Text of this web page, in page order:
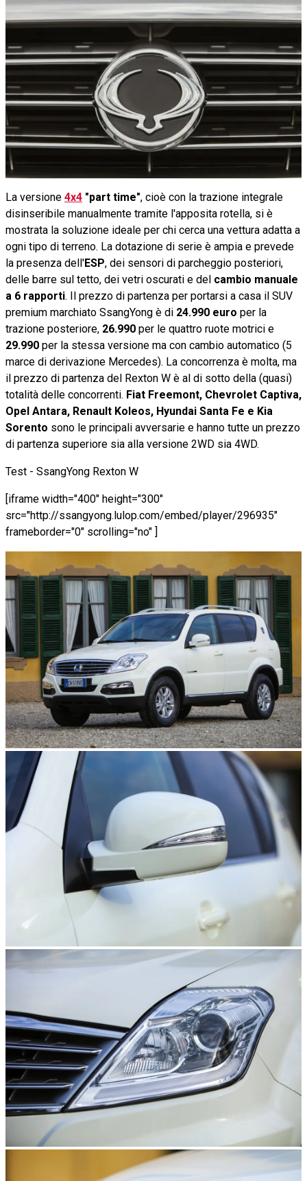
La versione 4x4 "part time", cioè con la trazione integrale
disinseribile manualmente tramite l'apposita rotella, si è
mostrata la soluzione ideale per chi cerca una vettura adatta a
ogni tipo di terreno. La dotazione di serie è ampia e prevede
la presenza dell'ESP, dei sensori di parcheggio posteriori,
delle barre sul tetto, dei vetri oscurati e del cambio manuale
a 6 rapporti. Il prezzo di partenza per portarsi a casa il SUV
premium marchiato SsangYong è di 24.990 euro per la
trazione posteriore, 26.990 per le quattro ruote motrici e
29.990 per la stessa versione ma con cambio automatico (5
marce di derivazione Mercedes). La concorrenza è molta, ma
il prezzo di partenza del Rexton W è al di sotto della (quasi)
totalità delle concorrenti. Fiat Freemont, Chevrolet Captiva,
Opel Antara, Renault Koleos, Hyundai Santa Fe e Kia
Sorento sono le principali avversarie e hanno tutte un prezzo
di partenza superiore sia alla versione 2WD sia 4WD.
Test - SsangYong Rexton W
[iframe width="400" height="300"
src="http://ssangyong.lulop.com/embed/player/296935"
frameborder="0" scrolling="no" ]